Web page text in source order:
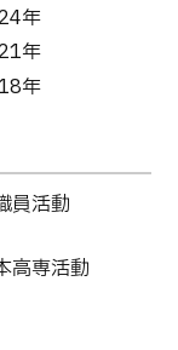
年
年
年
員活動
高専活動